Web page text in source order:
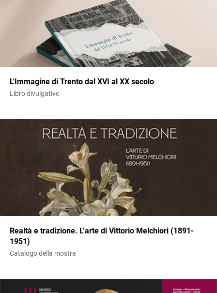
L'Immagine di Trento dal XVI al XX secolo
Libro divulgativo
Realtà e tradizione. L’arte di Vittorio Melchiori (1891-
1951)
Catalogo della mostra